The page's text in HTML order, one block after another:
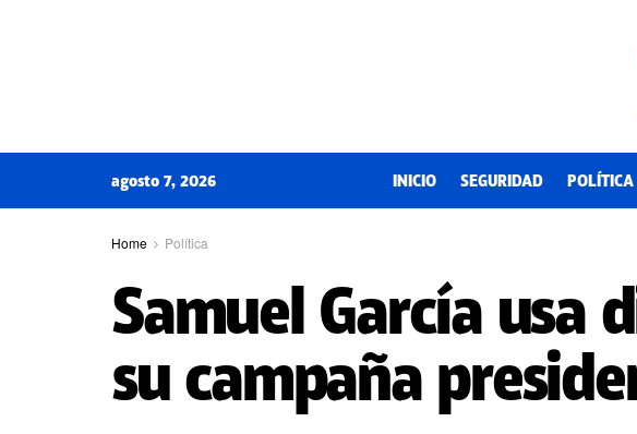
agosto 7, 2026 INICIO SEGURIDAD POLÍTICA
Home Política
Samuel García usa
su campaña